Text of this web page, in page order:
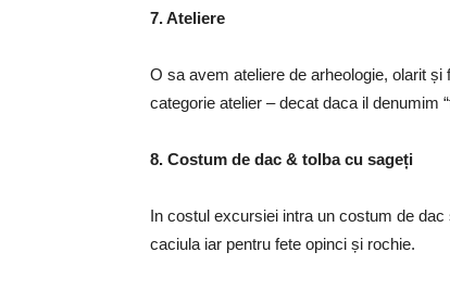
7. Ateliere
O sa avem ateliere de arheologie, olarit
categorie atelier – decat daca il denumim
8. Costum de dac & tolba cu sageți
In costul excursiei intra un costum de
caciula iar pentru fete opinci și rochie.